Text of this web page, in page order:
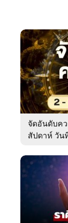
จัดอันดับค
สัปดาห์ วัน